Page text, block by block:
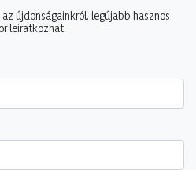
újdonságainkról, legújabb hasznos
leiratkozhat.